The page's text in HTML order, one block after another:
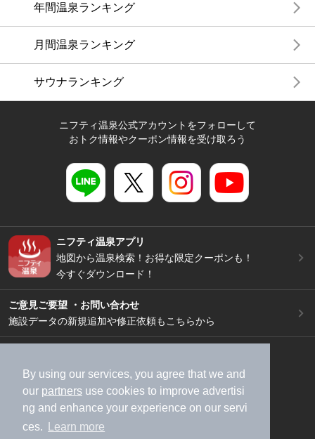
By using our services, you agree that we and
our partners use cookies to improve advertisi
ng and enhance your experience on our servi
ces.
Learn more
年間温泉ランキング
月間温泉ランキング
サウナランキング
ニフティ温泉公式アカウントをフォローして
おトク情報やクーポン情報を受け取ろう
ニフティ温泉アプリ
地図から温泉検索！お得な限定クーポンも！
今すぐダウンロード！
ご意見ご要望 ・お問い合わせ
施設データの新規追加や修正依頼もこちらから
加盟店募集（資料請求）
広告出稿のご案内
利用規約
ライフスタイルMEMBERS+規約
特定商取引法に基づく表記
ヘルプ
採用情報
運営会社